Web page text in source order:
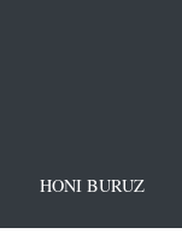
HONI BURUZ